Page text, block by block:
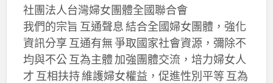
社團法人台灣婦女團體全國聯合會
我們的宗旨 互通聲息 結合全國婦女團體，強化
資訊分享 互通有無 爭取國家社會資源，彌除不
均與不公 互為主體 加強團體交流，培力婦女人
才 互相扶持 維護婦女權益，促進性別平等 互為